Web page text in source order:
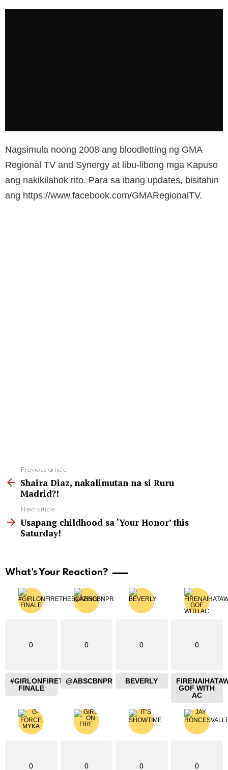
Nagsimula noong 2008 ang bloodletting ng GMA
Regional TV and Synergy at libu-libong mga Kapuso
ang nakikilahok rito. Para sa ibang updates, bisitahin
ang https://www.facebook.com/GMARegionalTV.
more
Previous article
Shaira Diaz, nakalimutan na si Ruru
Madrid?!
Next article
Usapang childhood sa ‘Your Honor’ this
Saturday!
What's Your Reaction?
0
#GIRLONFIRETHEBLAZING
FINALE
0
@ABSCBNPR
0
BEVERLY
0
GOF WITH
AC
0 0 0 0